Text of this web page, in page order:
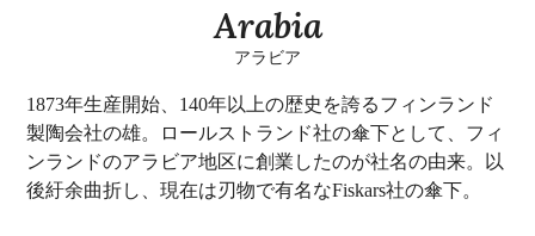
Arabia
アラビア
1873年生産開始、140年以上の歴史を誇るフィンランド
製陶会社の雄。ロールストランド社の傘下として、フィ
ンランドのアラビア地区に創業したのが社名の由来。以
後紆余曲折し、現在は刃物で有名なFiskars社の傘下。